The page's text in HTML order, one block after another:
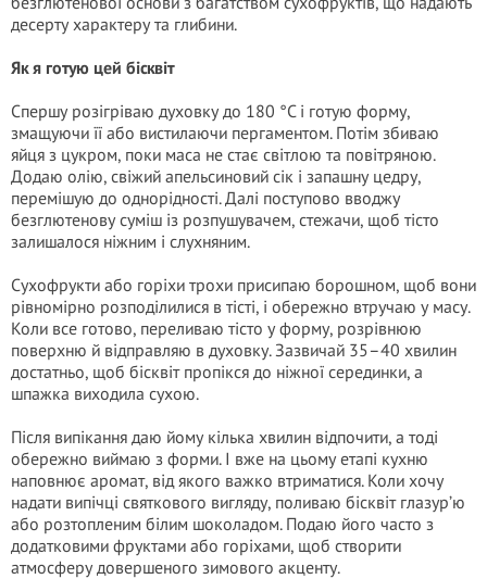
десерту характеру та глибини.
Як я готую цей бісквіт
Спершу розігріваю духовку до 180 °C і готую форму,
змащуючи її або вистилаючи пергаментом. Потім збиваю
яйця з цукром, поки маса не стає світлою та повітряною.
Додаю олію, свіжий апельсиновий сік і запашну цедру,
перемішую до однорідності. Далі поступово вводжу
безглютенову суміш із розпушувачем, стежачи, щоб тісто
залишалося ніжним і слухняним.
Сухофрукти або горіхи трохи присипаю борошном, щоб вони
рівномірно розподілилися в тісті, і обережно втручаю у масу.
Коли все готово, переливаю тісто у форму, розрівнюю
поверхню й відправляю в духовку. Зазвичай 35–40 хвилин
достатньо, щоб бісквіт пропікся до ніжної серединки, а
шпажка виходила сухою.
Після випікання даю йому кілька хвилин відпочити, а тоді
обережно виймаю з форми. І вже на цьому етапі кухню
наповнює аромат, від якого важко втриматися. Коли хочу
надати випічці святкового вигляду, поливаю бісквіт глазур’ю
або розтопленим білим шоколадом. Подаю його часто з
додатковими фруктами або горіхами, щоб створити
атмосферу довершеного зимового акценту.